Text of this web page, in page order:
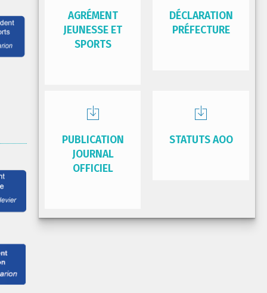
AGRÉMENT
JEUNESSE ET
SPORTS
DÉCLARATION
PRÉFECTURE
PUBLICATION
JOURNAL
OFFICIEL
STATUTS AOO